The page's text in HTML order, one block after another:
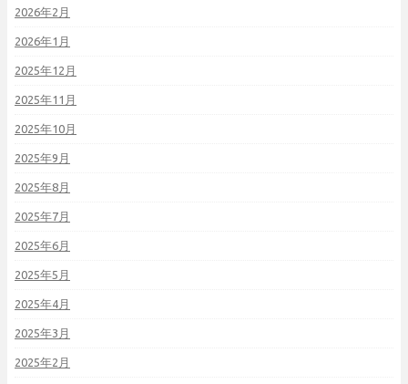
2026年2月
2026年1月
2025年12月
2025年11月
2025年10月
2025年9月
2025年8月
2025年7月
2025年6月
2025年5月
2025年4月
2025年3月
2025年2月